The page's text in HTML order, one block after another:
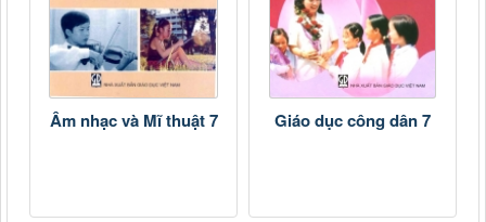
Âm nhạc và Mĩ thuật 7 Giáo dục công dân 7